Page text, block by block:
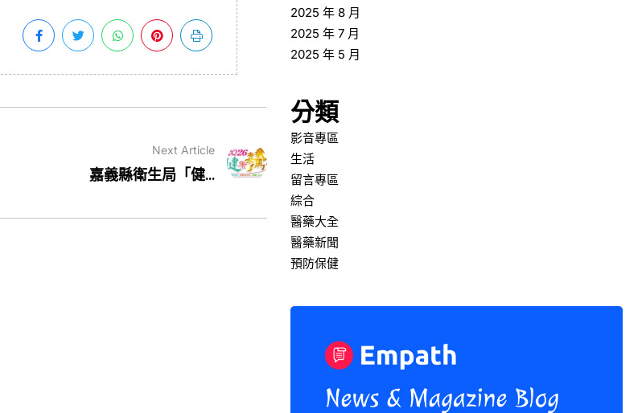
Next Article
嘉義縣衛生局「健...
2025 年 8 月
2025 年 7 月
2025 年 5 月
分類
影音專區
生活
留言專區
綜合
醫藥大全
醫藥新聞
預防保健